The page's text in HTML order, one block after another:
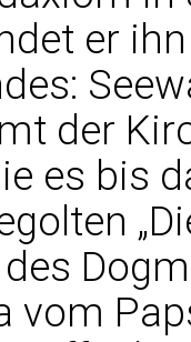
er
der
es bis
vom